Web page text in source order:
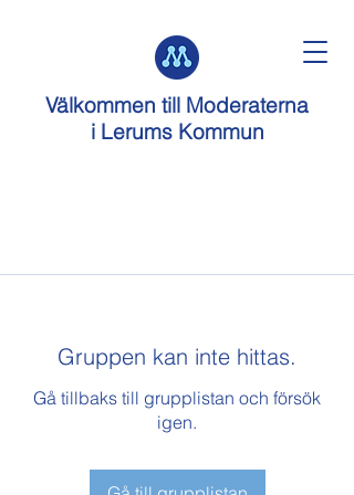
Välkommen till Moderaterna
i Lerums Kommun
Gruppen kan inte hittas.
Gå tillbaks till grupplistan och försök
igen.